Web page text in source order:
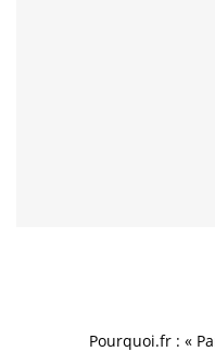
Pourquoi.fr : «